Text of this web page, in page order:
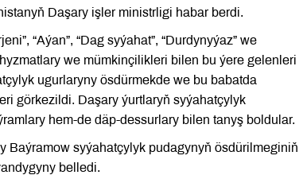
Daşary işler ministrligi habar berdi.
“Aýan”, “Dag syýahat”, “Durdynyýaz” we
we mümkinçilikleri bilen bu ýere gelenleri
ugurlaryny ösdürmekde we bu babatda
görkezildi. Daşary ýurtlaryň syýahatçylyk
hem-de däp-dessurlary bilen tanyş boldular.
Baýramow syýahatçylyk pudagynyň ösdürilmeginiň
belledi.